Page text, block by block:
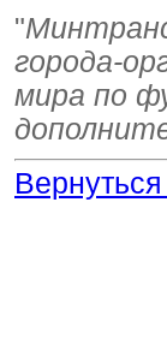
"
города-
мира по